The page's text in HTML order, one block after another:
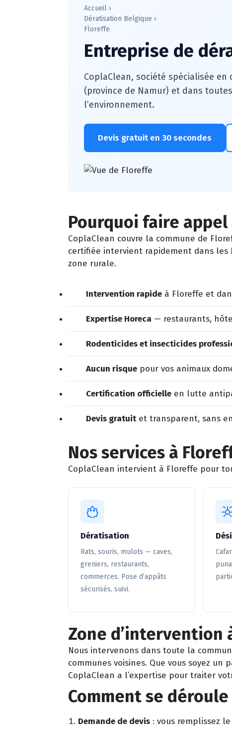
Accueil ›
Dératisation Belgique ›
Floreffe
Entreprise de
CoplaClean, société spécialisée
(province de Namur) et dans
l’environnement.
Devis gratuit en 30 secondes
Pourquoi faire
CoplaClean couvre la commune de
certifiée intervient rapidement dans les
zone rurale.
Intervention rapide à Floreffe et
Expertise Horeca — restaurants,
Rodenticides et insecticides
Aucun risque pour vos animaux
Certification officielle en lutte
Devis gratuitet transparent, sans
Nos services à
CoplaClean intervient à Floreffe pour
Dératisation
Rats, souris, mulots — caves,
greniers, restaurants,
commerces. Pose d’appâts
sécurisés, suivi.
Zone d’intervention
Nous intervenons dans toute la
communes voisines. Que vous soyez
CoplaClean a l’expertise pour traiter
Comment se
Demande de devis : vous remplissez